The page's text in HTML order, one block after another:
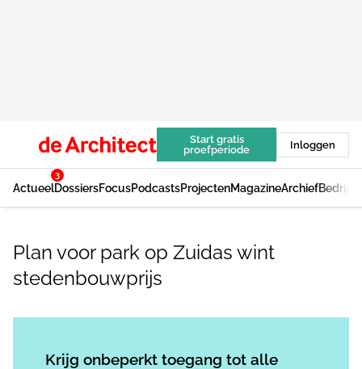
Start gratis
proefperiode
Inloggen
Actueel
3
DossiersFocusPodcastsProjectenMagazineArchief
Plan voor park op Zuidas wint
stedenbouwprijs
Krijg onbeperkt toegang tot alle